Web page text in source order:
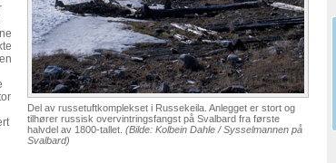
Del av russetuftkomplekset i Russekeila. Anlegget er stort og
tilhører russisk overvintringsfangst på Svalbard fra første
halvdel av 1800-tallet. (Bilde: Kolbein Dahle / Sysselmannen på
Svalbard)